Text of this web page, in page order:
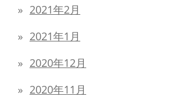
2021年2月
2021年1月
2020年12月
2020年11月